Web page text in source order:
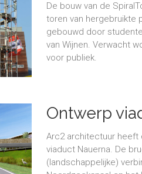
De bouw van de
toren van hergebruikte
gebouwd door
van Wijnen. Verwacht
voor publiek.
Ontwerp
Arc2 architectuur heeft
viaduct Nauerna. De
(landschappelijke)